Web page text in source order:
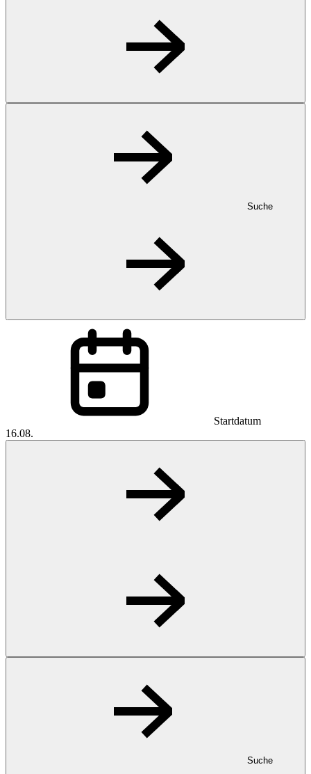
Suche
Startdatum
16.08.
Suche